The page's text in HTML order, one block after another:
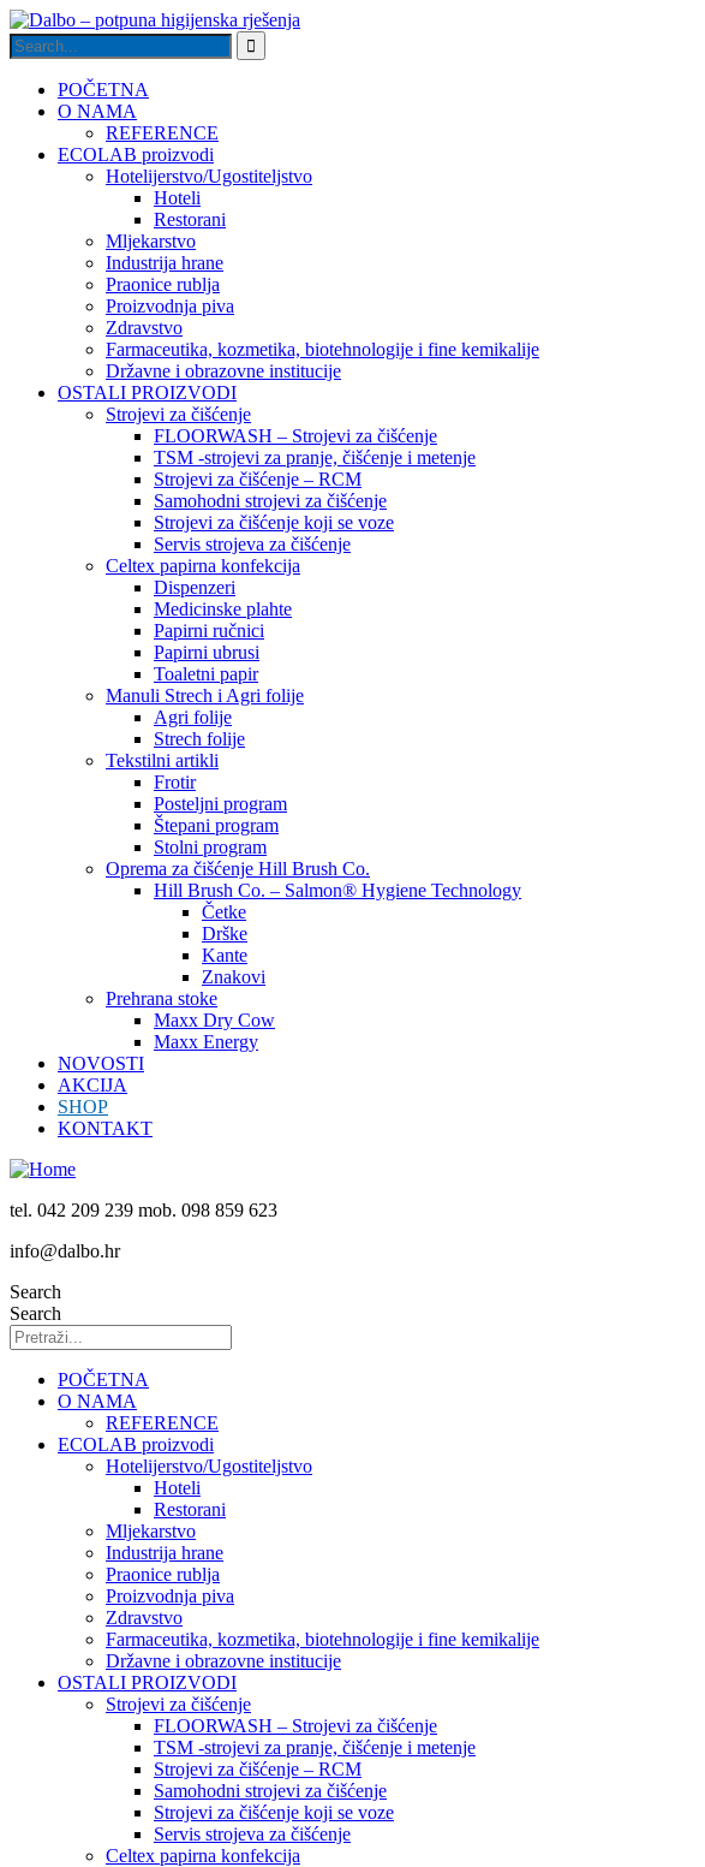
POČETNA
O NAMA
REFERENCE
ECOLAB proizvodi
Hotelijerstvo/Ugostiteljstvo
Hoteli
Restorani
Mljekarstvo
Industrija hrane
Praonice rublja
Proizvodnja piva
Zdravstvo
Farmaceutika, kozmetika, biotehnologije i fine kemikalije
Državne i obrazovne institucije
OSTALI PROIZVODI
Strojevi za čišćenje
FLOORWASH – Strojevi za čišćenje
TSM -strojevi za pranje, čišćenje i metenje
Strojevi za čišćenje – RCM
Samohodni strojevi za čišćenje
Strojevi za čišćenje koji se voze
Servis strojeva za čišćenje
Celtex papirna konfekcija
Dispenzeri
Medicinske plahte
Papirni ručnici
Papirni ubrusi
Toaletni papir
Manuli Strech i Agri folije
Agri folije
Strech folije
Tekstilni artikli
Frotir
Posteljni program
Štepani program
Stolni program
Oprema za čišćenje Hill Brush Co.
Hill Brush Co. – Salmon® Hygiene Technology
Četke
Drške
Kante
Znakovi
Prehrana stoke
Maxx Dry Cow
Maxx Energy
NOVOSTI
AKCIJA
SHOP
KONTAKT
tel. 042 209 239 mob. 098 859 623
info@dalbo.hr
Search
Search
POČETNA
O NAMA
REFERENCE
ECOLAB proizvodi
Hotelijerstvo/Ugostiteljstvo
Hoteli
Restorani
Mljekarstvo
Industrija hrane
Praonice rublja
Proizvodnja piva
Zdravstvo
Farmaceutika, kozmetika, biotehnologije i fine kemikalije
Državne i obrazovne institucije
OSTALI PROIZVODI
Strojevi za čišćenje
FLOORWASH – Strojevi za čišćenje
TSM -strojevi za pranje, čišćenje i metenje
Strojevi za čišćenje – RCM
Samohodni strojevi za čišćenje
Strojevi za čišćenje koji se voze
Servis strojeva za čišćenje
Celtex papirna konfekcija